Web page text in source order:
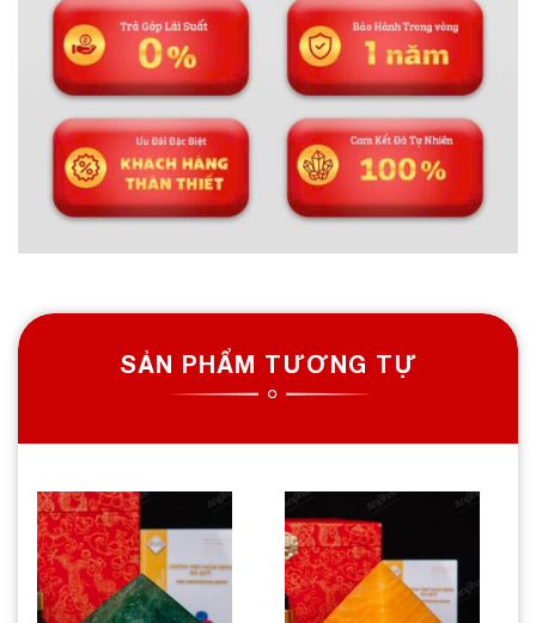
SẢN PHẨM TƯƠNG TỰ